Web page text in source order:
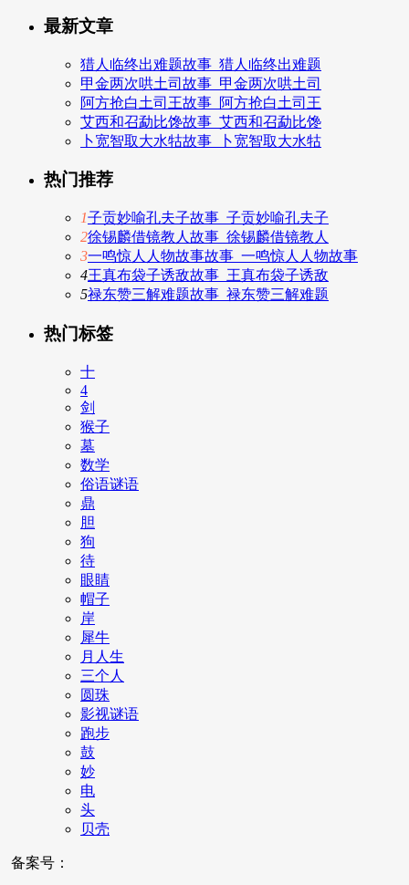
最新文章
猎人临终出难题故事_猎人临终出难题
甲金两次哄土司故事_甲金两次哄土司
阿方抢白土司王故事_阿方抢白土司王
艾西和召勐比馋故事_艾西和召勐比馋
卜宽智取大水牯故事_卜宽智取大水牯
热门推荐
1子贡妙喻孔夫子故事_子贡妙喻孔夫子
2徐锡麟借镜教人故事_徐锡麟借镜教人
3一鸣惊人人物故事故事_一鸣惊人人物故事
4王真布袋子诱敌故事_王真布袋子诱敌
5禄东赞三解难题故事_禄东赞三解难题
热门标签
十
4
剑
猴子
墓
数学
俗语谜语
鼎
胆
狗
待
眼睛
帽子
岸
犀牛
月人生
三个人
圆珠
影视谜语
跑步
鼓
妙
电
头
贝壳
备案号：